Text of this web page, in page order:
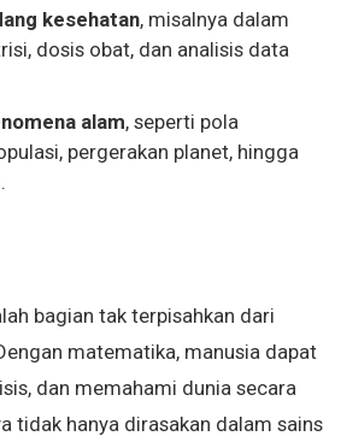
kesehatan, misalnya dalam
dosis obat, dan analisis data
alam, seperti pola
pergerakan planet, hingga
bagian tak terpisahkan dari
matematika, manusia dapat
dan memahami dunia secara
tidak hanya dirasakan dalam sains